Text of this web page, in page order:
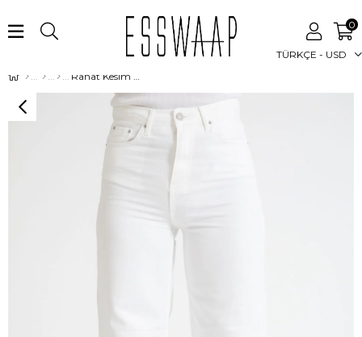
TÜRKÇE - USD
0
Rahat Kesim Beyaz Pantolon Beyaz